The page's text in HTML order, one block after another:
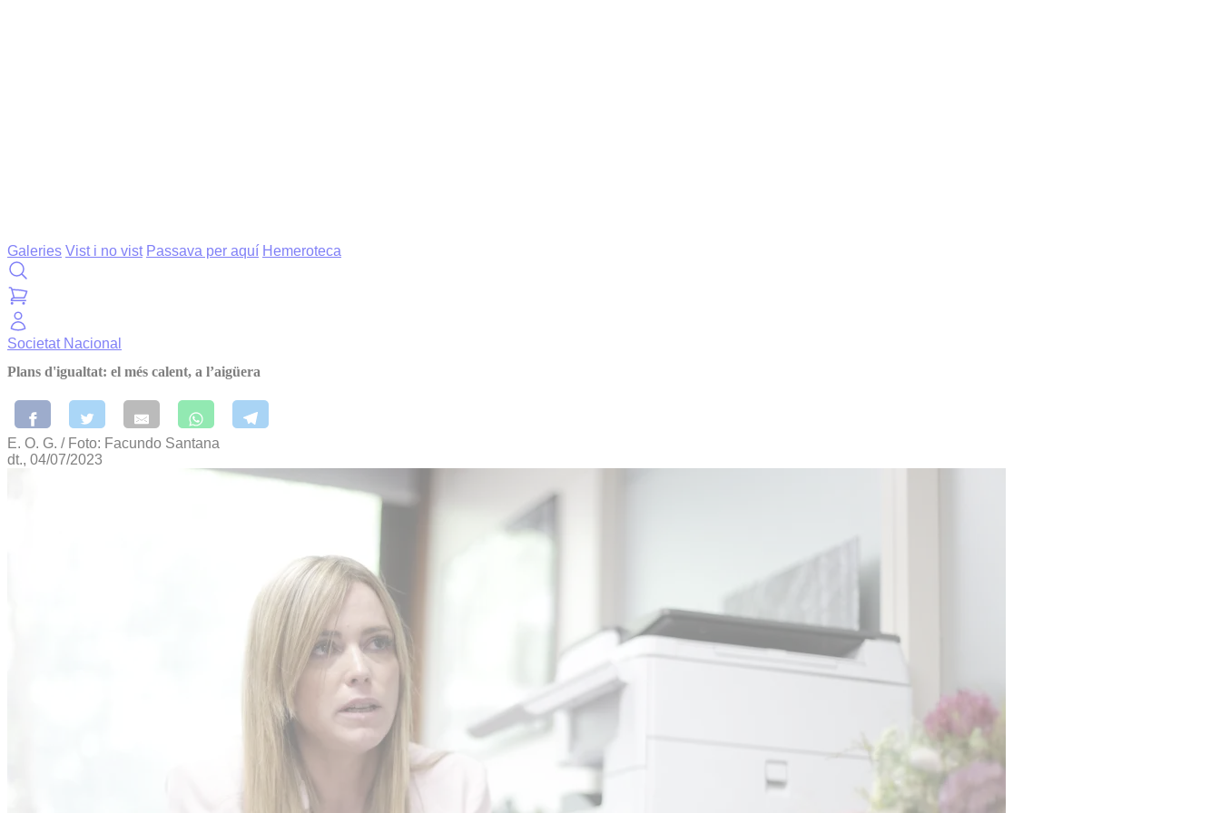
Galeries Vist i no vist Passava per aquí Hemeroteca
Societat Nacional
Plans d'igualtat: el més calent, a l’aigüera
E. O. G. / Foto: Facundo Santana
dt., 04/07/2023